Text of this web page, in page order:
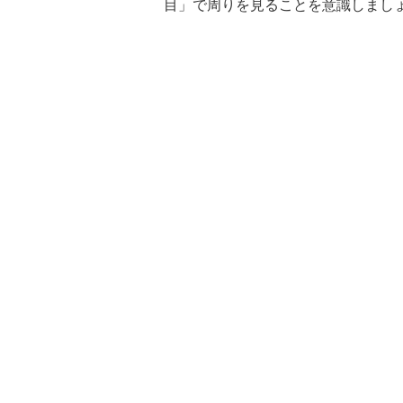
目」で周りを見ることを意識しまし